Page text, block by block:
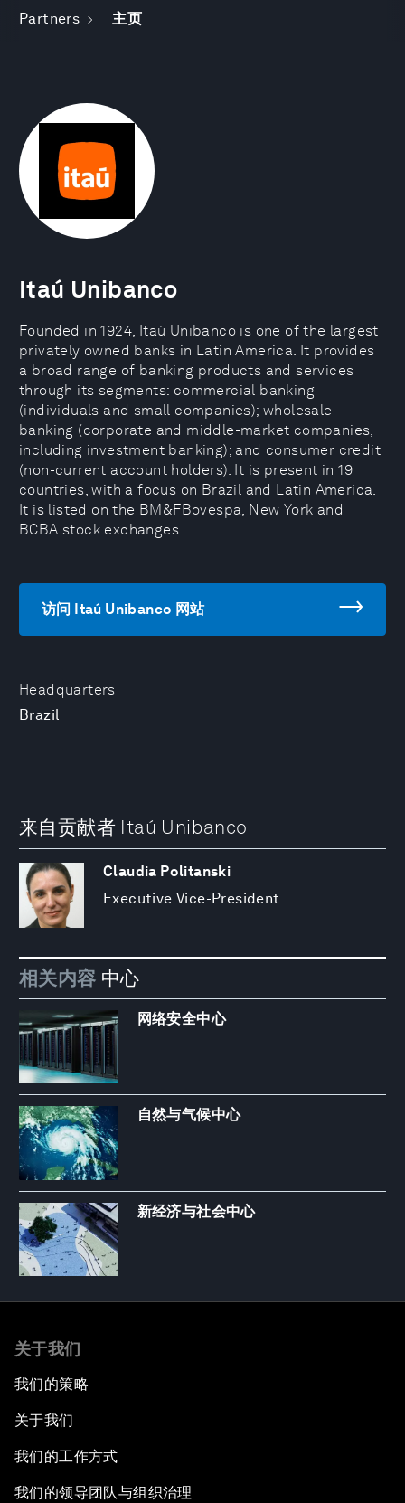
Partners 主页
Headquarters
Brazil
Itaú Unibanco
Founded in 1924, Itaú Unibanco is one of the largest
privately owned banks in Latin America. It provides
a broad range of banking products and services
through its segments: commercial banking
(individuals and small companies); wholesale
banking (corporate and middle-market companies,
including investment banking); and consumer credit
(non-current account holders). It is present in 19
countries, with a focus on Brazil and Latin America.
It is listed on the BM&FBovespa, New York and
BCBA stock exchanges.
访问 Itaú Unibanco 网站
来自贡献者 Itaú Unibanco
Claudia Politanski
Executive Vice-President
相关内容 中心
网络安全中心
自然与气候中心
新经济与社会中心
关于我们
我们的策略
关于我们
我们的工作方式
我们的领导团队与组织治理